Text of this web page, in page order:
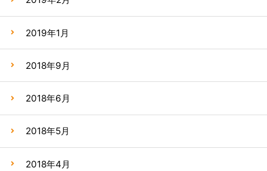
2019年1月
2018年9月
2018年6月
2018年5月
2018年4月